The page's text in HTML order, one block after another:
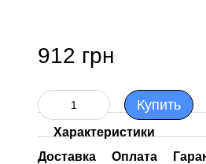
912 грн
Купить
Характеристики
Доставка
Оплата